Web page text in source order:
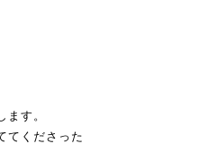
す。
てくださった